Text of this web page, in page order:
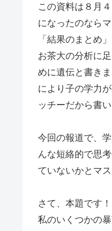
この資料は８月
になったのなら
「結果のまとめ
お茶大の分析に
めに遺伝と書き
により子の学力
ッチーだから書
今回の報道で、
んな短絡的で思
ていないかとマ
さて、本題です！
私のいくつかの